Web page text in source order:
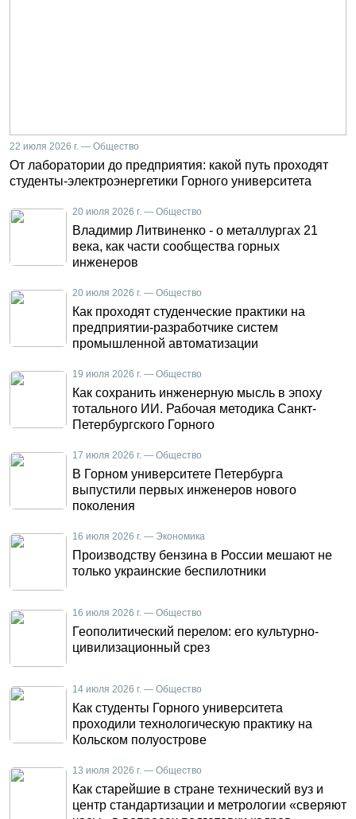
22 июля 2026 г. — Общество
От лаборатории до предприятия: какой путь проходят
студенты-электроэнергетики Горного университета
20 июля 2026 г. — Общество
Владимир Литвиненко - о металлургах 21
века, как части сообщества горных
инженеров
20 июля 2026 г. — Общество
Как проходят студенческие практики на
предприятии-разработчике систем
промышленной автоматизации
19 июля 2026 г. — Общество
Как сохранить инженерную мысль в эпоху
тотального ИИ. Рабочая методика Санкт-
Петербургского Горного
17 июля 2026 г. — Общество
В Горном университете Петербурга
выпустили первых инженеров нового
поколения
16 июля 2026 г. — Экономика
Производству бензина в России мешают не
только украинские беспилотники
16 июля 2026 г. — Общество
Геополитический перелом: его культурно-
цивилизационный срез
14 июля 2026 г. — Общество
Как студенты Горного университета
проходили технологическую практику на
Кольском полуострове
13 июля 2026 г. — Общество
Как старейшие в стране технический вуз и
центр стандартизации и метрологии «сверяют